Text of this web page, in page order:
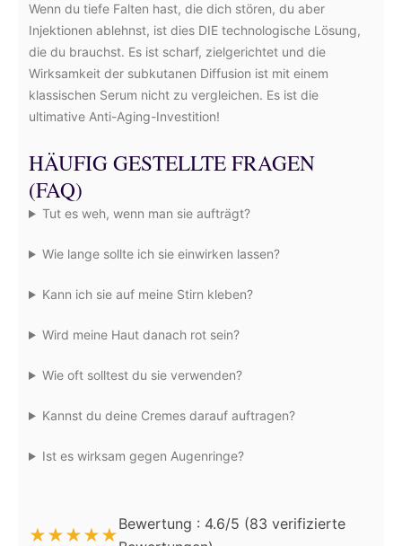
Wenn du tiefe Falten hast, die dich stören, du aber
Injektionen ablehnst, ist dies DIE technologische Lösung,
die du brauchst. Es ist scharf, zielgerichtet und die
Wirksamkeit der subkutanen Diffusion ist mit einem
klassischen Serum nicht zu vergleichen. Es ist die
ultimative Anti-Aging-Investition!
HÄUFIG GESTELLTE FRAGEN
(FAQ)
Tut es weh, wenn man sie aufträgt?
Wie lange sollte ich sie einwirken lassen?
Kann ich sie auf meine Stirn kleben?
Wird meine Haut danach rot sein?
Wie oft solltest du sie verwenden?
Kannst du deine Cremes darauf auftragen?
Ist es wirksam gegen Augenringe?
★★★★★
Bewertung : 4.6/5 (83 verifizierte